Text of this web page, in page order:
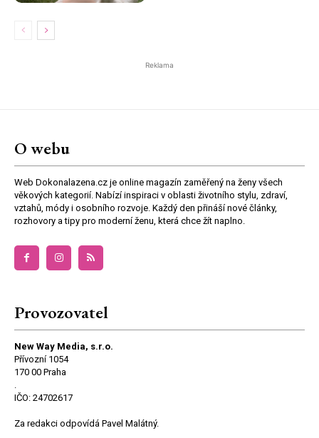
Reklama
O webu
Web Dokonalazena.cz je online magazín zaměřený na ženy všech
věkových kategorií. Nabízí inspiraci v oblasti životního stylu, zdraví,
vztahů, módy i osobního rozvoje. Každý den přináší nové články,
rozhovory a tipy pro moderní ženu, která chce žít naplno.
Provozovatel
New Way Media, s.r.o.
Přívozní 1054
170 00 Praha
.
IČO: 24702617
Za redakci odpovídá Pavel Malátný.